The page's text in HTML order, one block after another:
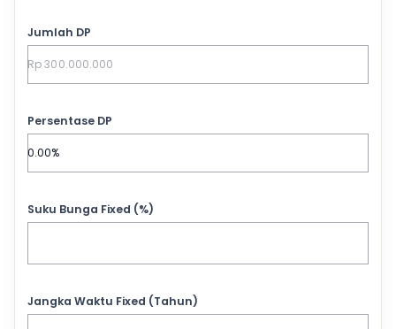
Jumlah DP
Persentase DP
Suku Bunga Fixed (%)
Jangka Waktu Fixed (Tahun)